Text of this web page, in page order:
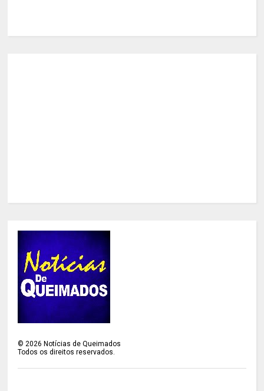
© 2026 Notícias de Queimados
Todos os direitos reservados.